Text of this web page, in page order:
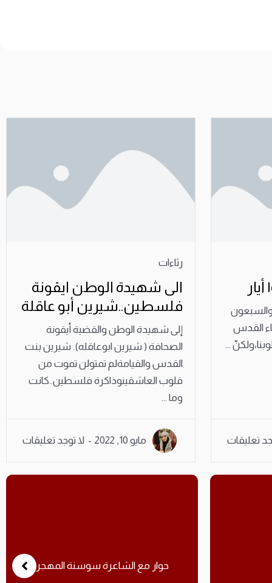
/ الرابع والسبعون
القدس
...
تعليقات
رثاءات
الى شهيدة الوطن ايقونة
فلسطين..شيرين أبو عاقلة
إلى شهيدة الوطن والقضية أيقونة
الصحافة ( شيرين ابوعاقله). شيرين بنت
القدس والقيامةلم تمتولن تموت من
قلوب العاشقينوذاكرة فلسطين..كانت
وما ...
مايو 10, 2022 لا توجد تعليقات
حوار مع الشاعرة سوسنة المهجر